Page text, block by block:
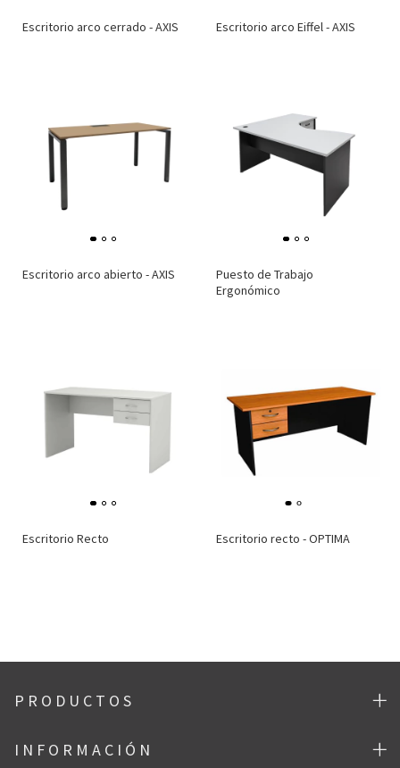
Escritorio arco cerrado - AXIS Escritorio arco Eiffel - AXIS
Escritorio arco abierto - AXIS
Puesto de Trabajo
Ergonómico
Escritorio Recto Escritorio recto - OPTIMA
P R O D U C T O S
I N F O R M A C I Ó N